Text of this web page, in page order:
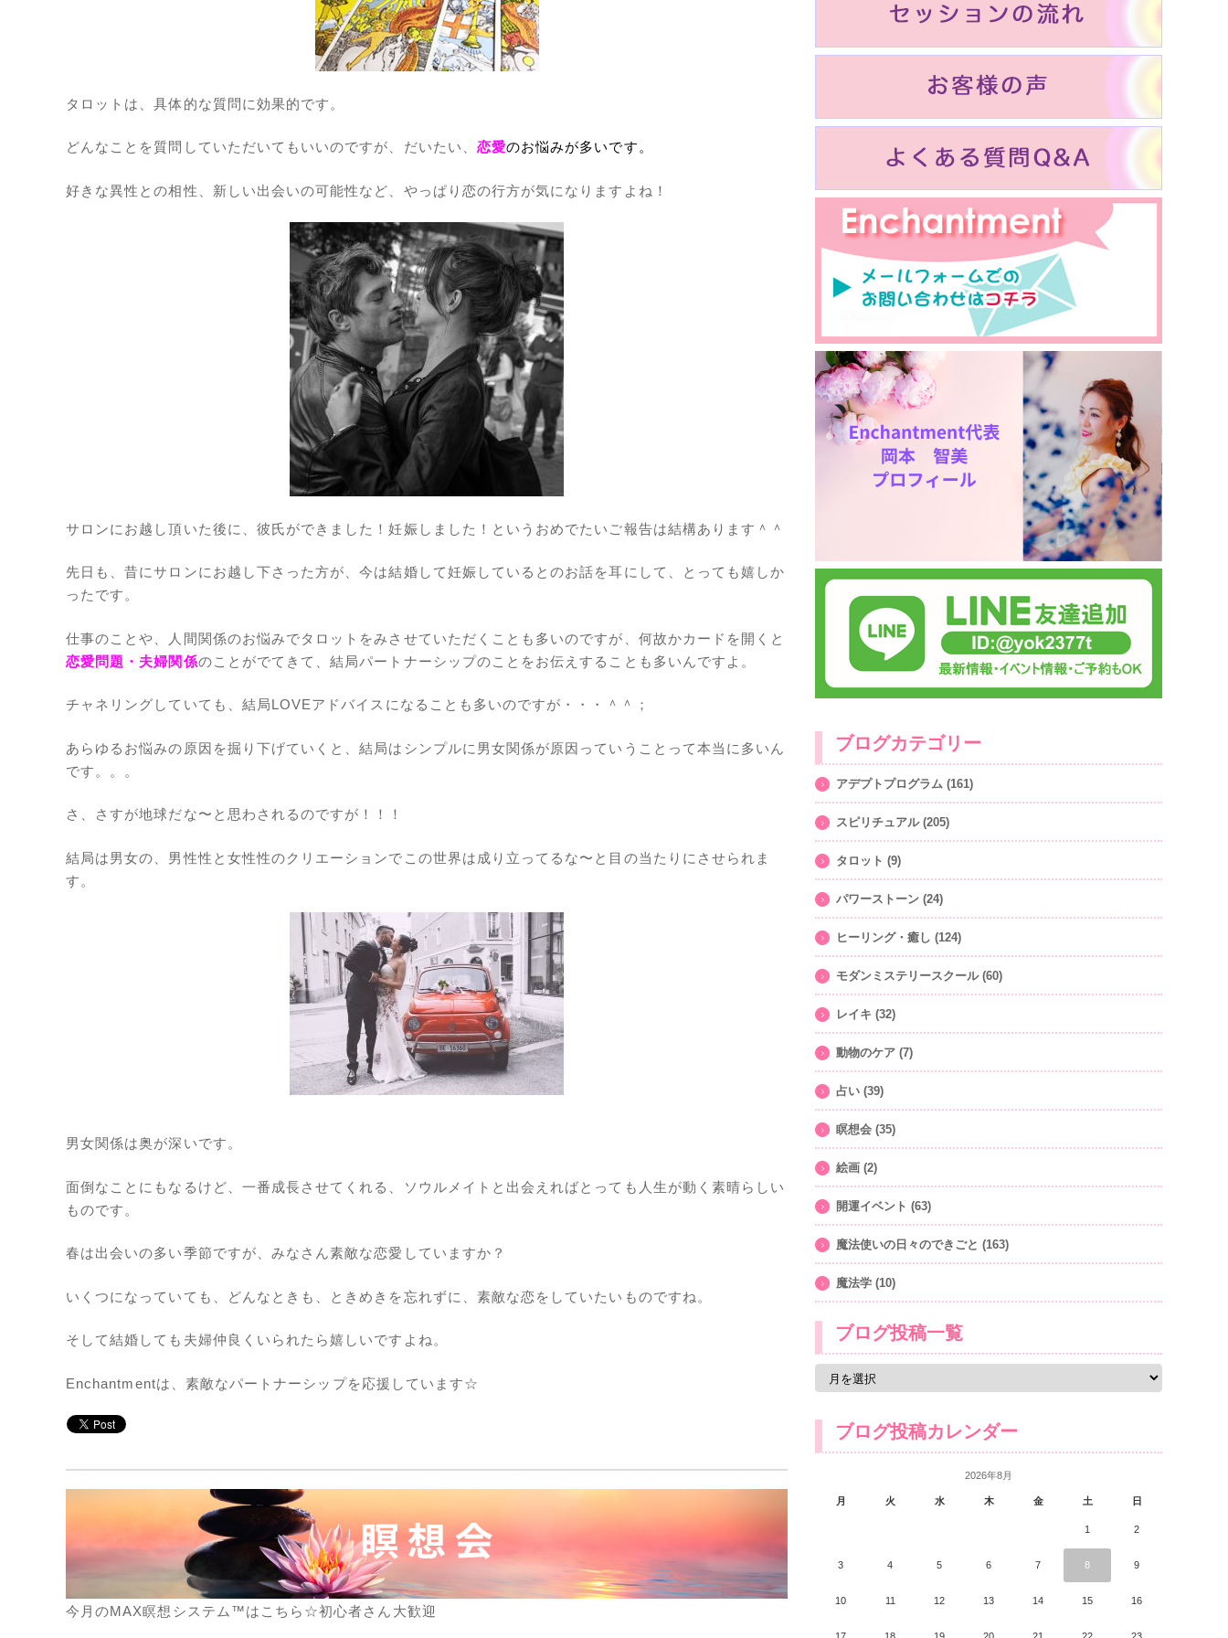
タロットは、具体的な質問に効果的です。
どんなことを質問していただいてもいいのですが、だいたい、 恋愛のお悩みが多いです。
好きな異性との相性、新しい出会いの可能性など、やっぱり恋の行方が気になりますよね！
サロンにお越し頂いた後に、彼氏ができました！妊娠しました！というおめでたいご報告は結構あります＾＾
先日も、昔にサロンにお越し下さった方が、今は結婚して妊娠しているとのお話を耳にして、とっても嬉しか
ったです。
仕事のことや、人間関係のお悩みでタロットをみさせていただくことも多いのですが、何故かカードを開くと
恋愛問題・夫婦関係のことがでてきて、結局パートナーシップのことをお伝えすることも多いんですよ。
チャネリングしていても、結局LOVEアドバイスになることも多いのですが・・・＾＾；
あらゆるお悩みの原因を掘り下げていくと、結局はシンプルに男女関係が原因っていうことって本当に多いん
です。。。
さ、さすが地球だな〜と思わされるのですが！！！
結局は男女の、男性性と女性性のクリエーションでこの世界は成り立ってるな〜と目の当たりにさせられま
す。
男女関係は奥が深いです。
面倒なことにもなるけど、一番成長させてくれる、ソウルメイトと出会えればとっても人生が動く素晴らしい
ものです。
春は出会いの多い季節ですが、みなさん素敵な恋愛していますか？
いくつになっていても、どんなときも、ときめきを忘れずに、素敵な恋をしていたいものですね。
そして結婚しても夫婦仲良くいられたら嬉しいですよね。
Enchantmentは、素敵なパートナーシップを応援しています☆
今月のMAX瞑想システム™はこちら☆初心者さん大歓迎
ブログカテゴリー
アデプトプログラム (161)
スピリチュアル(205)
タロット (9)
パワーストーン (24)
ヒーリング・癒し (124)
モダンミステリースクール(60)
レイキ (32)
動物のケア (7)
占い (39)
瞑想会 (35)
絵画 (2)
開運イベント (63)
魔法使いの日々のできごと (163)
魔法学 (10)
ブログ投稿一覧
ブログ投稿カレンダー
2026年8月
月 火 水 木 金 土 日
1 2
3 4 5 6 7 8 9
10 11 12 13 14 15 16